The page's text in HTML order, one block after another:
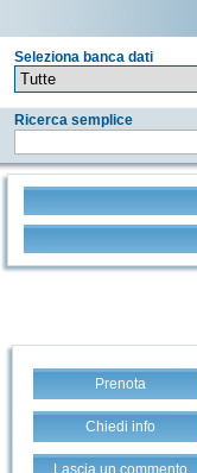
Seleziona banca dati
Ricerca semplice
Prenota
Chiedi info
Lascia un commento